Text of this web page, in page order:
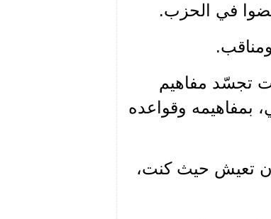
في الحزب.
تجسّد مفاهيم
بمفاهيمه وقواعده
تعيش حيث كنت،